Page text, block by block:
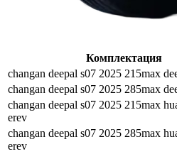
Комплектация
changan deepal s07 2025 215max
changan deepal s07 2025 285max
changan deepal s07 2025 215max
erev
changan deepal s07 2025 285max
erev